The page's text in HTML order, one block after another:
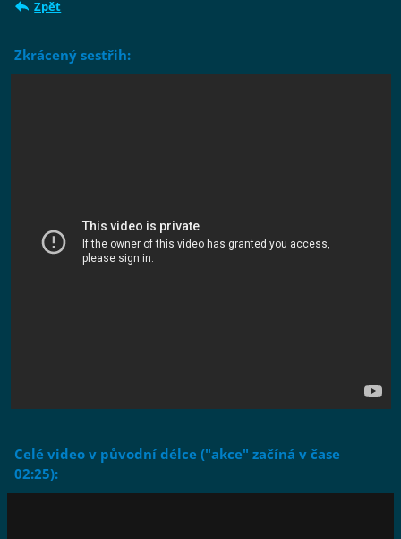
Zpět
Zkrácený sestřih:
Celé video v původní délce ("akce" začíná v čase
02:25):